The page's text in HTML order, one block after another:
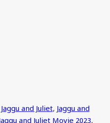
Jaggu and Juliet, Jaggu and